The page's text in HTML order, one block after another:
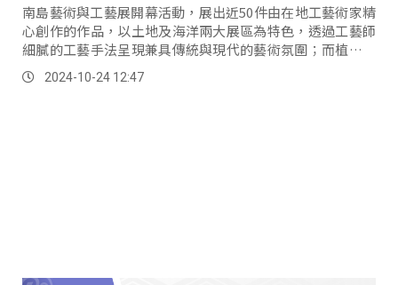
南島藝術與工藝展開幕活動，展出近50件由在地工藝術家精
心創作的作品，以土地及海洋兩大展區為特色，透過工藝師
細膩的工藝手法呈現兼具傳統與現代的藝術氛圍；而植物學
家也用樹皮布證明了南島文化的海洋關係。
2024-10-24 12:47